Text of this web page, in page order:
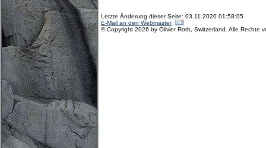
Letzte Änderung dieser Seite: 03.11.2020 01:58:05
E-Mail an den Webmaster
© Copyright 2026 by Olivier Roth, Switzerland. Alle Rechte